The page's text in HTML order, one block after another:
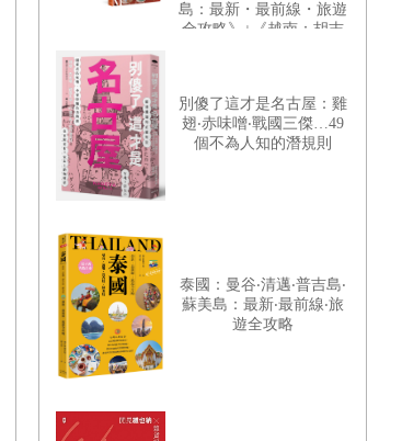
島：最新・最前線・旅遊
全攻略》+《越南：胡志
別傻了這才是名古屋：雞
翅‧赤味噌‧戰國三傑…49
個不為人知的潛規則
泰國：曼谷‧清邁‧普吉島‧
蘇美島：最新‧最前線‧旅
遊全攻略